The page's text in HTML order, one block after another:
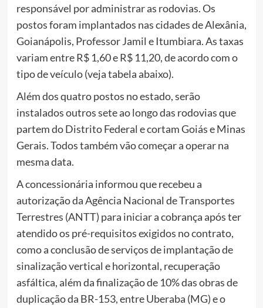
responsável por administrar as rodovias. Os
postos foram implantados nas cidades de Alexânia,
Goianápolis, Professor Jamil e Itumbiara. As taxas
variam entre R$ 1,60 e R$ 11,20, de acordo com o
tipo de veículo (veja tabela abaixo).
Além dos quatro postos no estado, serão
instalados outros sete ao longo das rodovias que
partem do Distrito Federal e cortam Goiás e Minas
Gerais. Todos também vão começar a operar na
mesma data.
A concessionária informou que recebeu a
autorização da Agência Nacional de Transportes
Terrestres (ANTT) para iniciar a cobrança após ter
atendido os pré-requisitos exigidos no contrato,
como a conclusão de serviços de implantação de
sinalização vertical e horizontal, recuperação
asfáltica, além da finalização de 10% das obras de
duplicação da BR-153, entre Uberaba (MG) e o